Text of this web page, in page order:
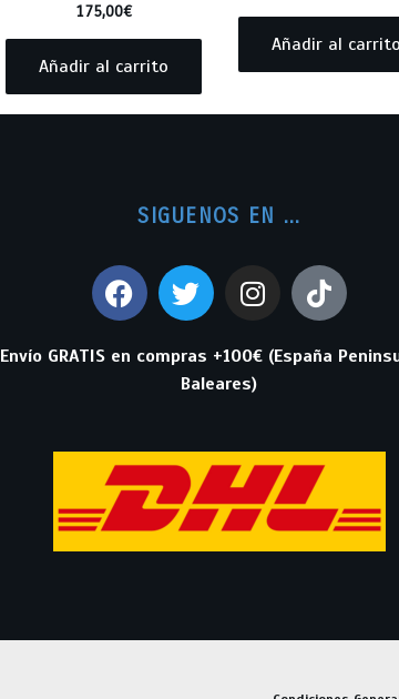
175,00€
Añadir al carrito
Añadir al carrito
SIGUENOS EN ...
Envío GRATIS en compras +100€ (España
Baleares)